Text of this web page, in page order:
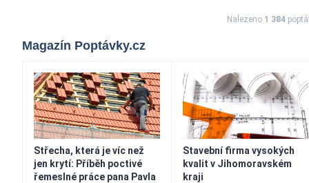
Nalezeno 1 384
Magazín Poptávky.cz
Střecha, která je víc než
jen krytí: Příběh poctivé
řemeslné práce pana Pavla
Stavební firma vysokých
kvalit v Jihomoravském
kraji